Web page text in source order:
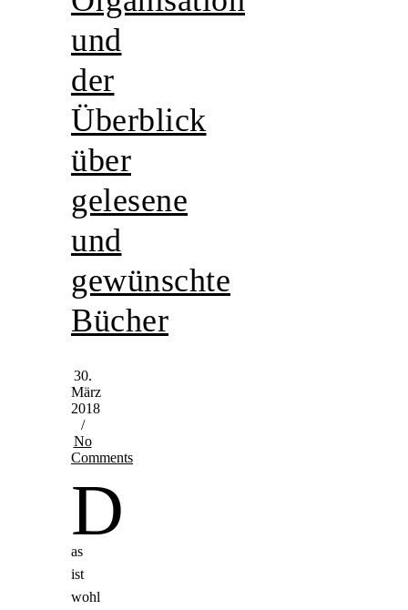
und
der
Überblick
über
gelesene
und
gewünschte
Bücher
30.
März
2018
/
No
Comments
D
as
ist
wohl